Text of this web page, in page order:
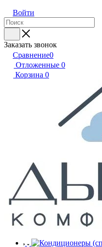
Войти
Заказать звонок
Сравнение0
Отложенные 0
Корзина 0